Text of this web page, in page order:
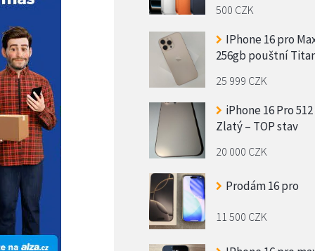
500 CZK
IPhone 16 pro
256gb pouštní
25 999 CZK
iPhone 16 Pro 512
Zlatý – TOP stav
20 000 CZK
Prodám 16 pro
11 500 CZK